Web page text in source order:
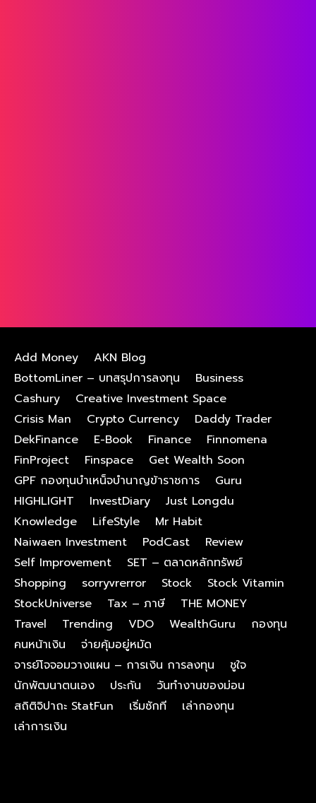
Add Money
AKN Blog
BottomLiner – บทสรุปการลงทุน
Business
Cashury
Creative Investment Space
Crisis Man
Crypto Currency
Daddy Trader
DekFinance
E-Book Finance
Finnomena
FinProject
Finspace
Get Wealth Soon
GPF กองทุนบําเหน็จบํานาญข้าราชการ
Guru
HIGHLIGHT
InvestDiary
Just Longdu
Knowledge
LifeStyle
Mr Habit
Naiwaen Investment
PodCast
Review
Self Improvement
SET – ตลาดหลักทรัพย์
Shopping
sorryvrerror Stock
Stock Vitamin
StockUniverse
Tax – ภาษี
THE MONEY
Travel
Trending VDO WealthGuru
กองทุน
คนหน้าเงิน
จ่ายคุ้มอยู่หมัด
จารย์โจจอมวางแผน – การเงิน การลงทุน
ชูใจ
นักพัฒนาตนเอง
ประกัน
วันทำงานของม่อน
สถิติจิปาถะ StatFun
เริ่มซักที
เล่ากองทุน
เล่าการเงิน